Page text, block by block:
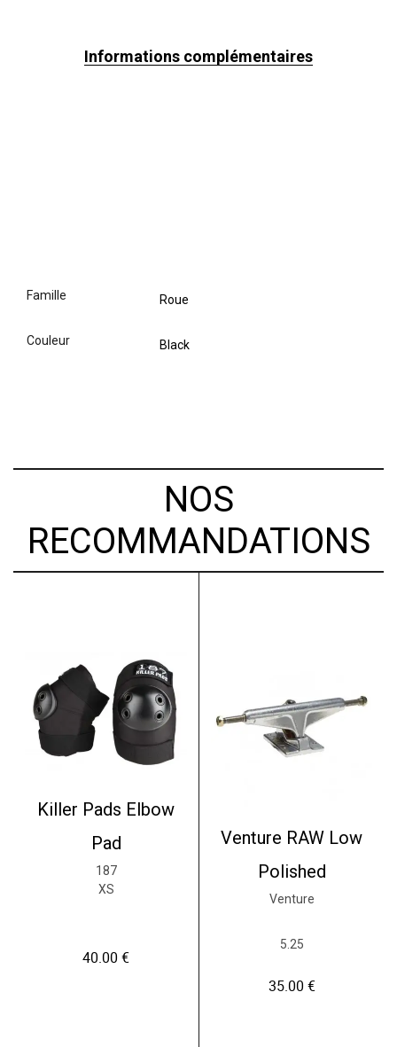
Informations complémentaires
famille Roue
couleur Black
NOS
RECOMMANDATIONS
Killer Pads Elbow
Pad
187
XS
40.00 €
Venture RAW Low
Polished
Venture
5.25
35.00 €